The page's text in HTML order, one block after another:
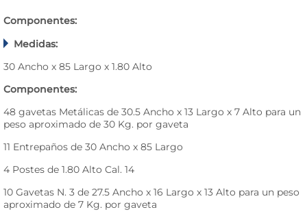
Componentes:
Medidas:
30 Ancho x 85 Largo x 1.80 Alto
Componentes:
48 gavetas Metálicas de 30.5 Ancho x 13 Largo x 7 Alto para un
peso aproximado de 30 Kg. por gaveta
11 Entrepaños de 30 Ancho x 85 Largo
4 Postes de 1.80 Alto Cal. 14
10 Gavetas N. 3 de 27.5 Ancho x 16 Largo x 13 Alto para un peso
aproximado de 7 Kg. por gaveta